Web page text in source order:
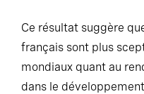
Ce résultat suggère
français sont plus
mondiaux quant au
dans le